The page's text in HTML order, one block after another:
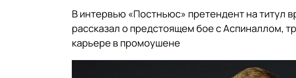
В интервью «Постньюс» претендент на титул
рассказал о предстоящем бое с Аспиналлом,
карьере в промоушене